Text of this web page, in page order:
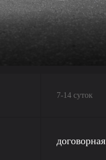
7-14 суток
договорная